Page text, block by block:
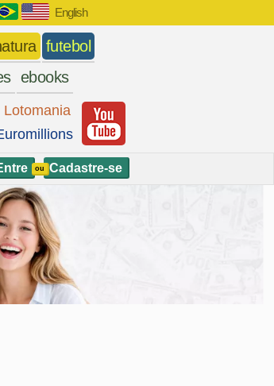
English
futebol
ebooks
Lotomania
ou Cadastre-se